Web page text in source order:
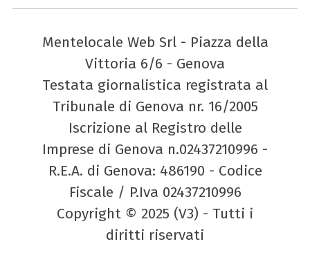
Mentelocale Web Srl - Piazza della
Vittoria 6/6 - Genova
Testata giornalistica registrata al
Tribunale di Genova nr. 16/2005
Iscrizione al Registro delle
Imprese di Genova n.02437210996 -
R.E.A. di Genova: 486190 - Codice
Fiscale / P.Iva 02437210996
Copyright © 2025 (V3) - Tutti i
diritti riservati